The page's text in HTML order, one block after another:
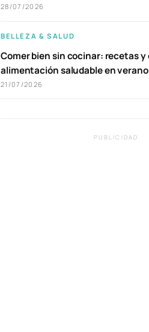
28/07/2026
BELLEZA & SALUD
Comer bien sin cocinar: recetas y
alimentación saludable en verano
21/07/2026
PUBLICIDAD